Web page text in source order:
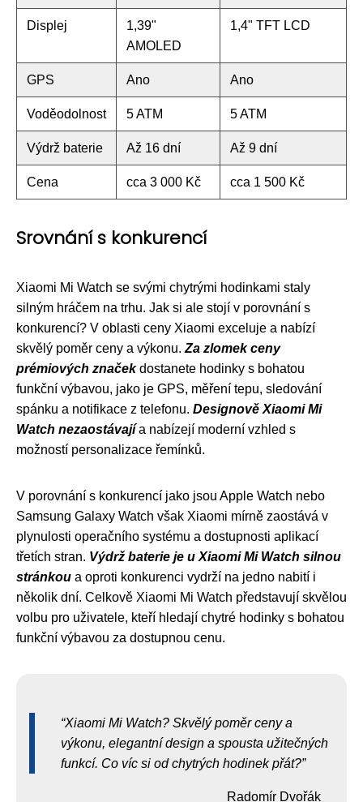
Displej
1,39"
AMOLED
1,4" TFT LCD
GPS Ano Ano
Voděodolnost 5 ATM 5 ATM
Výdrž baterie Až 16 dní Až 9 dní
Cena cca 3 000 Kč cca 1 500 Kč
Srovnání s konkurencí
Xiaomi Mi Watch se svými chytrými hodinkami staly
silným hráčem na trhu. Jak si ale stojí v porovnání s
konkurencí? V oblasti ceny Xiaomi exceluje a nabízí
skvělý poměr ceny a výkonu. Za zlomek ceny
prémiových značekdostanete hodinky s bohatou
funkční výbavou, jako je GPS, měření tepu, sledování
spánku a notifikace z telefonu. Designově Xiaomi Mi
Watch nezaostávajía nabízejí moderní vzhled s
možností personalizace řemínků.
V porovnání s konkurencí jako jsou Apple Watch nebo
Samsung Galaxy Watch však Xiaomi mírně zaostává v
plynulosti operačního systému a dostupnosti aplikací
třetích stran. Výdrž baterie je u Xiaomi Mi Watch silnou
stránkou a oproti konkurenci vydrží na jedno nabití i
několik dní. Celkově Xiaomi Mi Watch představují skvělou
volbu pro uživatele, kteří hledají chytré hodinky s bohatou
funkční výbavou za dostupnou cenu.
Xiaomi Mi Watch? Skvělý poměr ceny a
výkonu, elegantní design a spousta užitečných
funkcí. Co víc si od chytrých hodinek přát?
Radomír Dvořák